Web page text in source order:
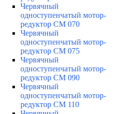
Червячный
одноступенчатый мотор-
редуктор CM 070
Червячный
одноступенчатый мотор-
редуктор CM 075
Червячный
одноступенчатый мотор-
редуктор CM 090
Червячный
одноступенчатый мотор-
редуктор CM 110